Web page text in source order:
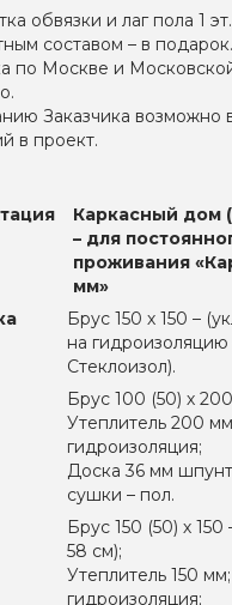
обвязки и лаг пола 1
составом – в подарок.
по Москве и
Заказчика возможно
в проект.
Каркасный дом
– для
проживания
мм»
Брус 150 х 150 –
на гидроизоляцию
Стеклоизол).
Брус 100 (50) х
Утеплитель 200
гидроизоляция;
Доска 36 мм
сушки – пол.
Брус 150 (50) х
58 см);
Утеплитель 150
гидроизоляция;